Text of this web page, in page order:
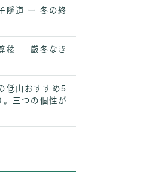
隧道 ー 冬の終
稜 ― 厳冬なき
低山おすすめ5
三つの個性が